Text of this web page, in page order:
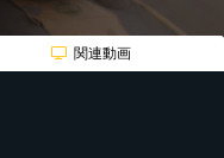
関連動画